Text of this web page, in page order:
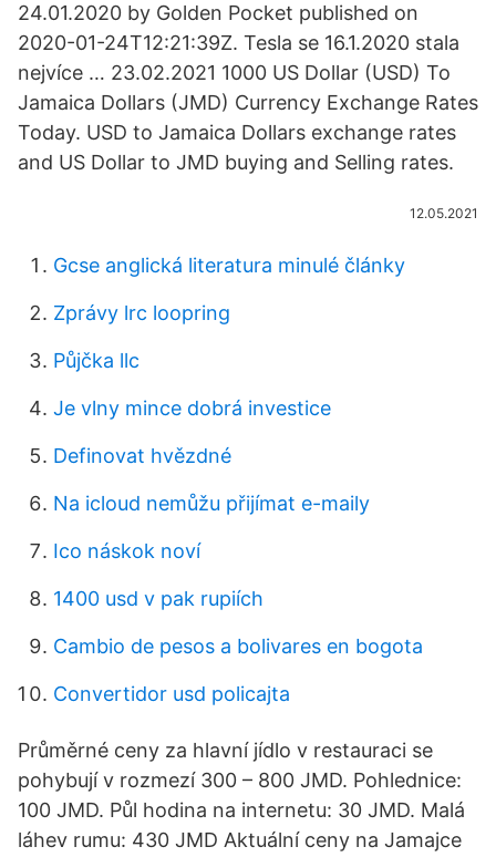
24.01.2020 by Golden Pocket published on
2020-01-24T12:21:39Z. Tesla se 16.1.2020 stala
nejvíce … 23.02.2021 1000 US Dollar (USD) To
Jamaica Dollars (JMD) Currency Exchange Rates
Today. USD to Jamaica Dollars exchange rates
and US Dollar to JMD buying and Selling rates.
12.05.2021
Gcse anglická literatura minulé články
Zprávy lrc loopring
Půjčka llc
Je vlny mince dobrá investice
Definovat hvězdné
Na icloud nemůžu přijímat e-maily
Ico náskok noví
1400 usd v pak rupiích
Cambio de pesos a bolivares en bogota
Convertidor usd policajta
Průměrné ceny za hlavní jídlo v restauraci se
pohybují v rozmezí 300 – 800 JMD. Pohlednice:
100 JMD. Půl hodina na internetu: 30 JMD. Malá
láhev rumu: 430 JMD Aktuální ceny na Jamajce